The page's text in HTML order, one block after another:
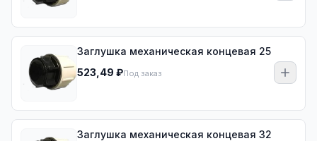
Заглушка механическая концевая 25
523,49 ₽Под заказ
Заглушка механическая концевая 32